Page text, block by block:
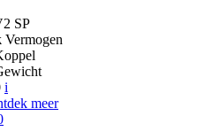
SP
Vermogen
i
meer